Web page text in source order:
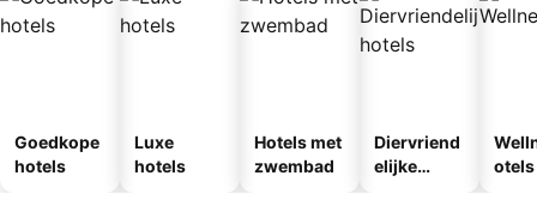
Goedkope
hotels
Luxe
hotels
Hotels met
zwembad
Diervriend
elijke
otels